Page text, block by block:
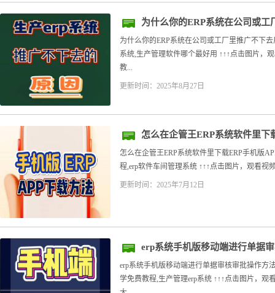
为什么你的ERP系统在公司或工
为什么你的ERP系统在公司或工厂里推广不下
系统,生产管理软件哪个最好用 ↑↑↑点击图片，
教...
更新时间：2025年8月27日
怎么在企管王ERP系统软件里下
怎么在企管王ERP系统软件里下载ERP手机版
程,erp软件车间管理系统 ↑↑↑点击图片，观看视
更新时间：2025年7月12日
erp系统手机版移动端进行单据
erp系统手机版移动端进行单据审核审批操作方
学免费教程,生产管理erp系统 ↑↑↑点击图片，